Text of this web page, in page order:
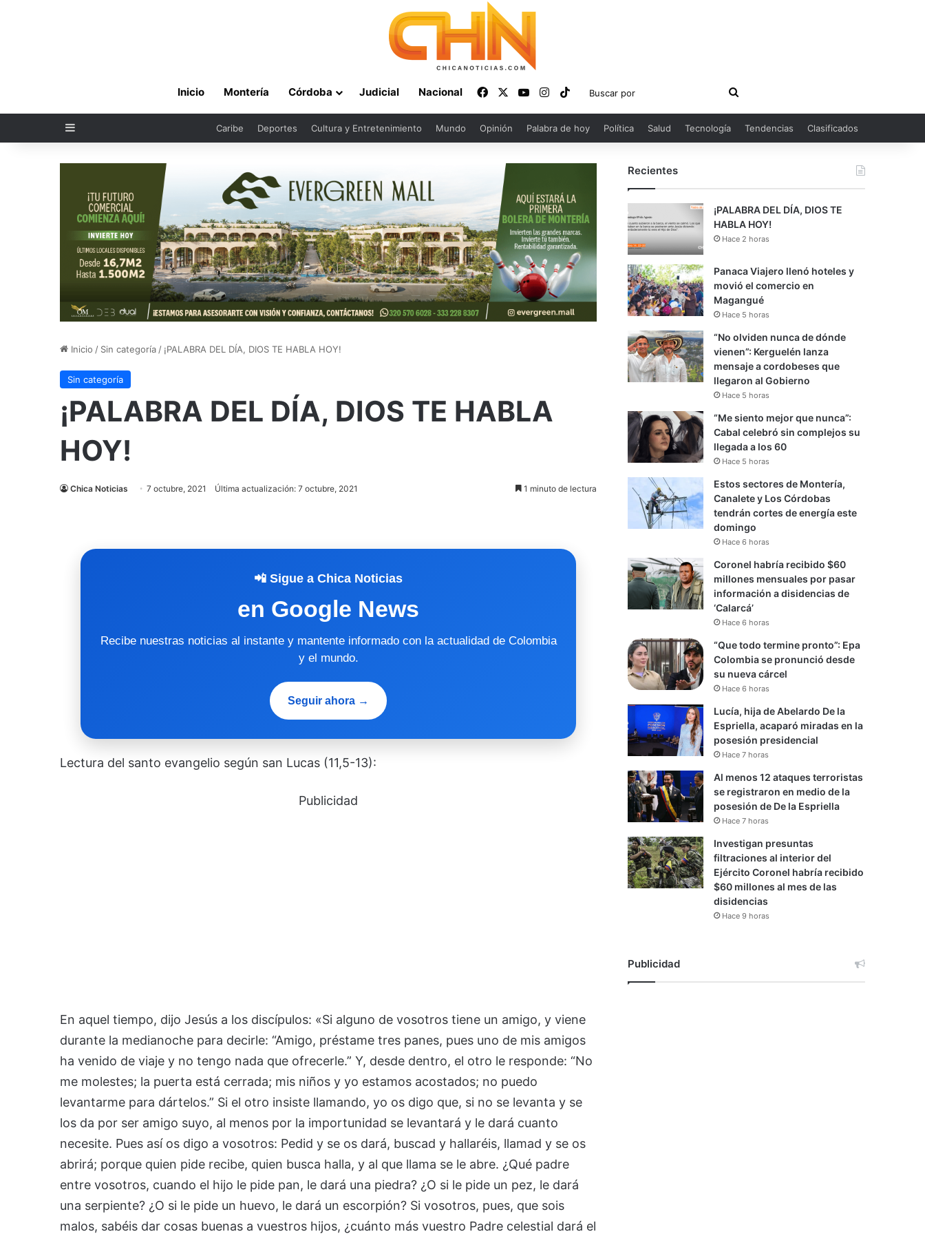
Inicio Montería Córdoba Judicial Nacional FacebookYouTubeInstagram
TikTok
Buscar
por
Sidebar Caribe Deportes Cultura y Entretenimiento Mundo Opinión Palabra de hoy Política Salud Tecnología Tendencias Clasificados
Inicio / Sin categoría / ¡PALABRA DEL DÍA, DIOS TE HABLA HOY!
Sin categoría
¡PALABRA DEL DÍA, DIOS TE HABLA
HOY!
Chica Noticias 7 octubre, 2021 Última actualización: 7 octubre, 2021 1 minuto de lectura
📲 Sigue a Chica Noticias
en Google News
Recibe nuestras noticias al instante y mantente informado con la actualidad de Colombia
y el mundo.
Seguir ahora →
Lectura del santo evangelio según san Lucas (11,5-13):
Publicidad
En aquel tiempo, dijo Jesús a los discípulos: «Si alguno de vosotros tiene un amigo, y viene
durante la medianoche para decirle: “Amigo, préstame tres panes, pues uno de mis amigos
ha venido de viaje y no tengo nada que ofrecerle.” Y, desde dentro, el otro le responde: “No
me molestes; la puerta está cerrada; mis niños y yo estamos acostados; no puedo
levantarme para dártelos.” Si el otro insiste llamando, yo os digo que, si no se levanta y se
los da por ser amigo suyo, al menos por la importunidad se levantará y le dará cuanto
necesite. Pues así os digo a vosotros: Pedid y se os dará, buscad y hallaréis, llamad y se os
abrirá; porque quien pide recibe, quien busca halla, y al que llama se le abre. ¿Qué padre
entre vosotros, cuando el hijo le pide pan, le dará una piedra? ¿O si le pide un pez, le dará
una serpiente? ¿O si le pide un huevo, le dará un escorpión? Si vosotros, pues, que sois
malos, sabéis dar cosas buenas a vuestros hijos, ¿cuánto más vuestro Padre celestial dará el
Recientes
¡PALABRA DEL DÍA, DIOS TE
HABLA HOY!
Hace 2 horas
Panaca Viajero llenó hoteles y
movió el comercio en
Magangué
Hace 5 horas
“No olviden nunca de dónde
vienen”: Kerguelén lanza
mensaje a cordobeses que
llegaron al Gobierno
Hace 5 horas
“Me siento mejor que nunca”:
Cabal celebró sin complejos su
llegada a los 60
Hace 5 horas
Estos sectores de Montería,
Canalete y Los Córdobas
tendrán cortes de energía este
domingo
Hace 6 horas
Coronel habría recibido $60
millones mensuales por pasar
información a disidencias de
‘Calarcá’
Hace 6 horas
“Que todo termine pronto”: Epa
Colombia se pronunció desde
su nueva cárcel
Hace 6 horas
Lucía, hija de Abelardo De la
Espriella, acaparó miradas en la
posesión presidencial
Hace 7 horas
Al menos 12 ataques terroristas
se registraron en medio de la
posesión de De la Espriella
Hace 7 horas
Investigan presuntas
filtraciones al interior del
Ejército Coronel habría recibido
$60 millones al mes de las
disidencias
Hace 9 horas
Publicidad